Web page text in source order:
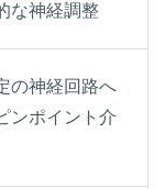
な神経調整
の神経回路へ
ンポイント介